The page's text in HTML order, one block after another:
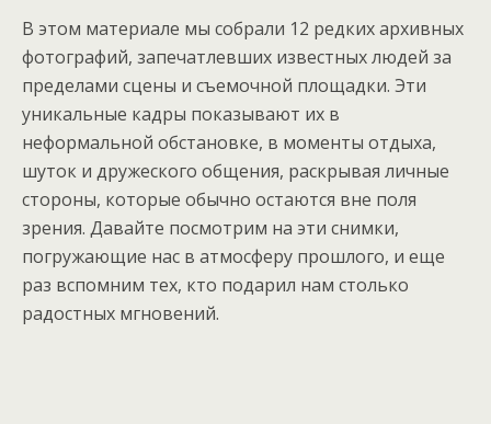
В этом материале мы собрали 12 редких архивных
фотографий, запечатлевших известных людей за
пределами сцены и съемочной площадки. Эти
уникальные кадры показывают их в
неформальной обстановке, в моменты отдыха,
шуток и дружеского общения, раскрывая личные
стороны, которые обычно остаются вне поля
зрения. Давайте посмотрим на эти снимки,
погружающие нас в атмосферу прошлого, и еще
раз вспомним тех, кто подарил нам столько
радостных мгновений.